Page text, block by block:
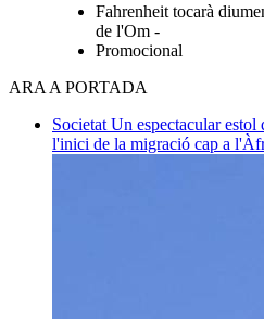
Fahrenheit tocarà
de l'Om -
Promocional
ARA A PORTADA
Societat Un espectacular estol
l'inici de la migració cap a